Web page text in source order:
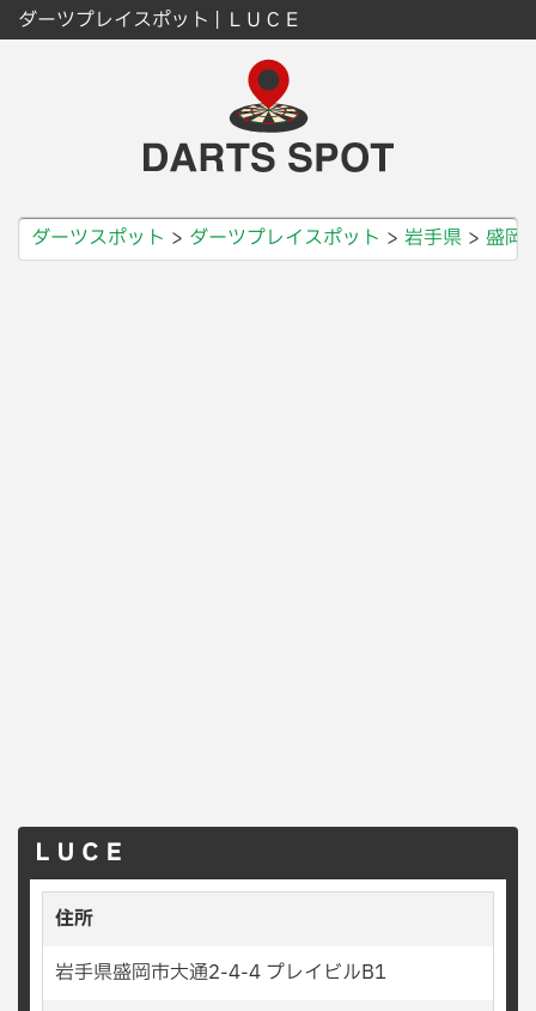
ダーツプレイスポット | ＬＵＣＥ
ダーツスポット ダーツプレイスポット 岩手県 盛岡
ＬＵＣＥ
住所
岩手県盛岡市大通2-4-4 プレイビルB1